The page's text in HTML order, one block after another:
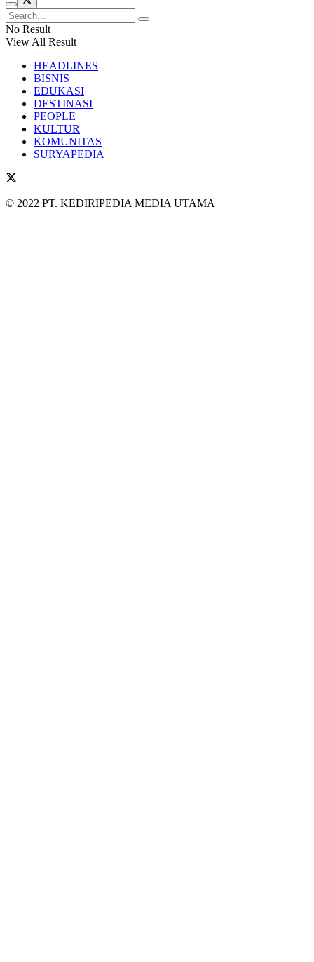
No Result
View All Result
HEADLINES
BISNIS
EDUKASI
DESTINASI
PEOPLE
KULTUR
KOMUNITAS
SURYAPEDIA
© 2022 PT. KEDIRIPEDIA MEDIA UTAMA